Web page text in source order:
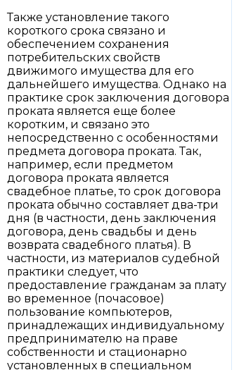
Также установление такого
короткого срока связано и
обеспечением сохранения
потребительских свойств
движимого имущества для его
дальнейшего имущества. Однако на
практике срок заключения договора
проката является еще более
коротким, и связано это
непосредственно с особенностями
предмета договора проката. Так,
например, если предметом
договора проката является
свадебное платье, то срок договора
проката обычно составляет два-три
дня (в частности, день заключения
договора, день свадьбы и день
возврата свадебного платья). В
частности, из материалов судебной
практики следует, что
предоставление гражданам за плату
во временное (почасовое)
пользование компьютеров,
принадлежащих индивидуальному
предпринимателю на праве
собственности и стационарно
установленных в специальном